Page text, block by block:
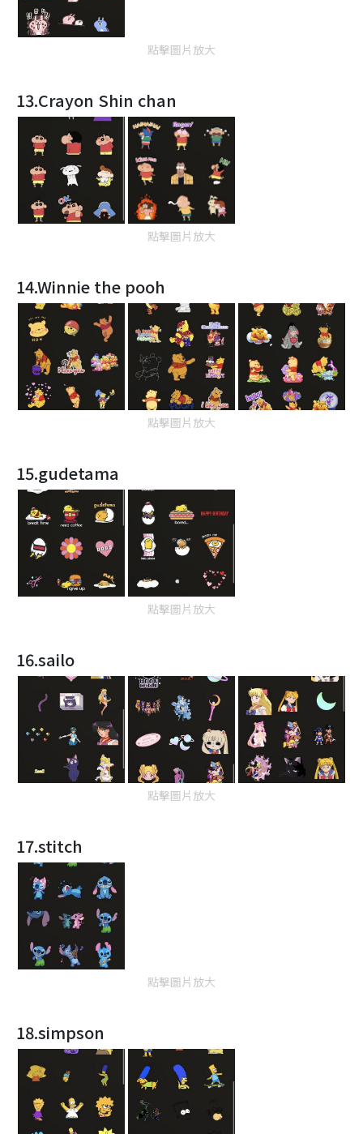
點擊圖片放大
13.Crayon Shin chan
點擊圖片放大
14.Winnie the pooh
點擊圖片放大
15.gudetama
點擊圖片放大
16.sailo
點擊圖片放大
17.stitch
點擊圖片放大
18.simpson